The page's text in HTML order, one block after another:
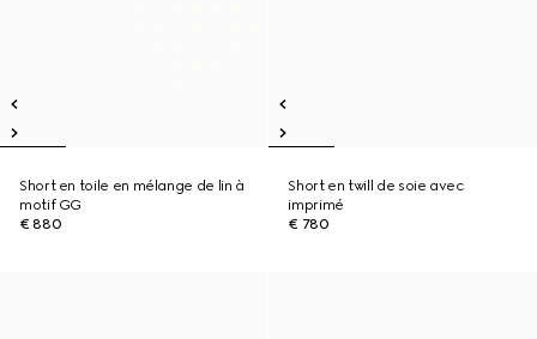
Short en toile en mélange de lin à
motif GG
€ 880
Short en twill de soie avec
imprimé
€ 780